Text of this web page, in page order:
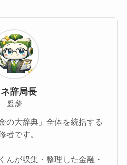
辞局長
監修
の大辞典」全体を統括する
者です。
んが収集・整理した金融・